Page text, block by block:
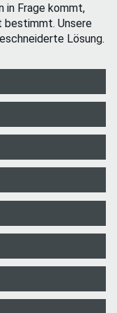
in Frage kommt,
bestimmt. Unsere
Lösung.